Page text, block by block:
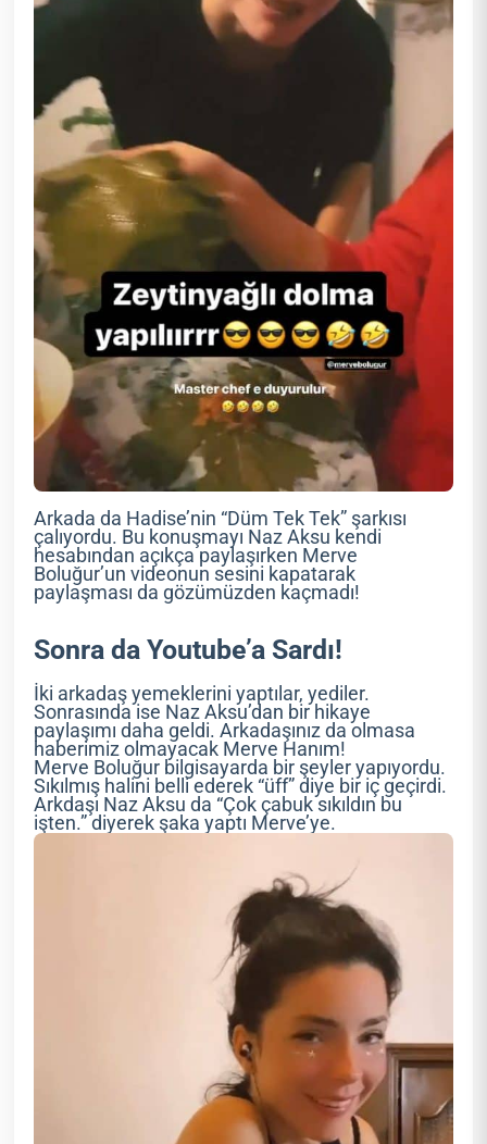
Arkada da Hadise’nin “Düm Tek Tek” şarkısı
çalıyordu. Bu konuşmayı Naz Aksu kendi
hesabından açıkça paylaşırken Merve
Boluğur’un videonun sesini kapatarak
paylaşması da gözümüzden kaçmadı!
Sonra da Youtube’a Sardı!
İki arkadaş yemeklerini yaptılar, yediler.
Sonrasında ise Naz Aksu’dan bir hikaye
paylaşımı daha geldi. Arkadaşınız da olmasa
haberimiz olmayacak Merve Hanım!
Merve Boluğur bilgisayarda bir şeyler yapıyordu.
Sıkılmış halini belli ederek “üff” diye bir iç geçirdi.
Arkdaşı Naz Aksu da “Çok çabuk sıkıldın bu
işten.” diyerek şaka yaptı Merve’ye.